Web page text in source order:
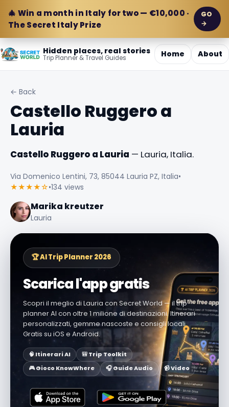
🎄 Win a month in Italy for two — €10,000 ·
The Secret Italy Prize
GO
→
Hidden places, real stories
Trip Planner & Travel Guides Home About
← Back
Castello Ruggero a
Lauria
Castello Ruggero a Lauria — Lauria, Italia.
Via Domenico Lentini, 73, 85044 Lauria PZ, Italia•
★★★★☆•134 views
Marika kreutzer
Lauria
🏆 AI Trip Planner 2026
Scarica l'app gratis
Scopri il meglio di Lauria con Secret World — il trip
planner AI con oltre 1 milione di destinazioni. Itinerari
personalizzati, gemme nascoste e consigli locali.
Gratis su iOS e Android.
🧠 Itinerari AI
🎒 Trip Toolkit
🎮 Gioco KnowWhere
🎧 Guide Audio 📹 Video